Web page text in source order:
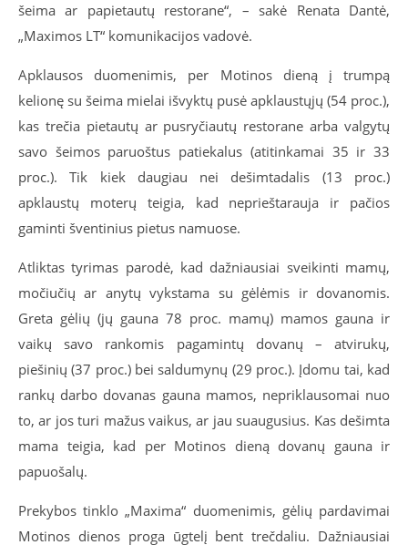
šeima ar papietautų restorane“, – sakė Renata Dantė,
„Maximos LT“ komunikacijos vadovė.
Apklausos duomenimis, per Motinos dieną į trumpą
kelionę su šeima mielai išvyktų pusė apklaustųjų (54 proc.),
kas trečia pietautų ar pusryčiautų restorane arba valgytų
savo šeimos paruoštus patiekalus (atitinkamai 35 ir 33
proc.). Tik kiek daugiau nei dešimtadalis (13 proc.)
apklaustų moterų teigia, kad neprieštarauja ir pačios
gaminti šventinius pietus namuose.
Atliktas tyrimas parodė, kad dažniausiai sveikinti mamų,
močiučių ar anytų vykstama su gėlėmis ir dovanomis.
Greta gėlių (jų gauna 78 proc. mamų) mamos gauna ir
vaikų savo rankomis pagamintų dovanų – atvirukų,
piešinių (37 proc.) bei saldumynų (29 proc.). Įdomu tai, kad
rankų darbo dovanas gauna mamos, nepriklausomai nuo
to, ar jos turi mažus vaikus, ar jau suaugusius. Kas dešimta
mama teigia, kad per Motinos dieną dovanų gauna ir
papuošalų.
Prekybos tinklo „Maxima“ duomenimis, gėlių pardavimai
Motinos dienos proga ūgtelį bent trečdaliu. Dažniausiai